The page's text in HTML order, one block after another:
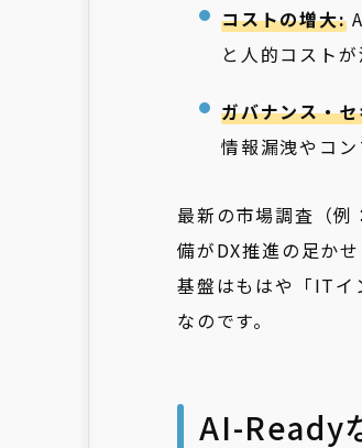
コストの増大:
と人的コストが
ガバナンス・
情報漏洩やコン
最新の市場調査（
備がDX推進の足か
基盤はもはや「ITイ
なのです。
AI-Ready